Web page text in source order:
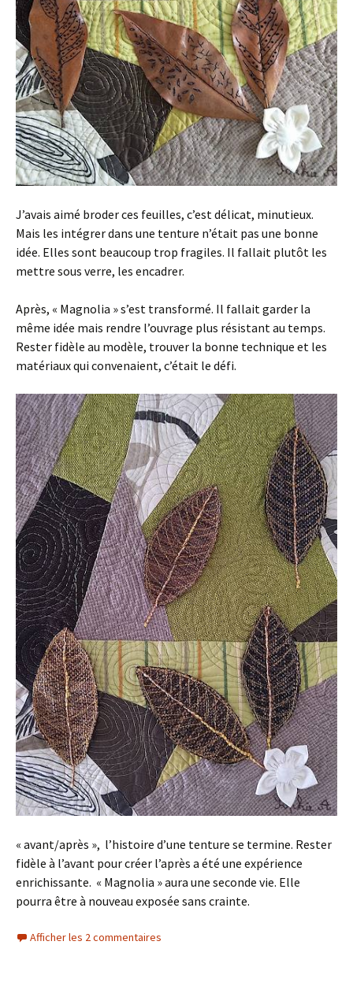
J’avais aimé broder ces feuilles, c’est délicat, minutieux.
Mais les intégrer dans une tenture n’était pas une bonne
idée. Elles sont beaucoup trop fragiles. Il fallait plutôt les
mettre sous verre, les encadrer.
Après, « Magnolia » s’est transformé. Il fallait garder la
même idée mais rendre l’ouvrage plus résistant au temps.
Rester fidèle au modèle, trouver la bonne technique et les
matériaux qui convenaient, c’était le défi.
« avant/après », l’histoire d’une tenture se termine. Rester
fidèle à l’avant pour créer l’après a été une expérience
enrichissante. « Magnolia » aura une seconde vie. Elle
pourra être à nouveau exposée sans crainte.
Afficher les 2 commentaires